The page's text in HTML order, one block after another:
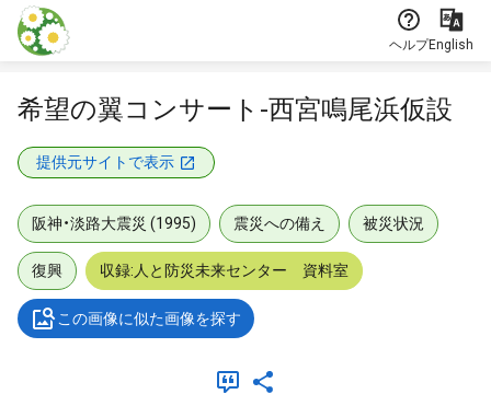
本文に飛ぶ
ヘルプEnglish
希望の翼コンサート-西宮鳴尾浜仮設
提供元サイトで表示
阪神・淡路大震災 (1995) 震災への備え 被災状況
復興 収録:人と防災未来センター 資料室
この画像に似た画像を探す